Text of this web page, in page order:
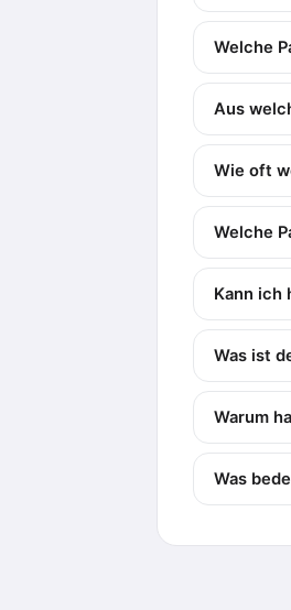
Welche
Aus
Wie oft
Welche
Kann ich
Was ist
Warum
Was